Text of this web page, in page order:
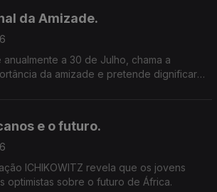
da Amizade.
anualmente a 30 de Julho, chama a
da amizade e pretende dignificar o
e o futuro.
ICHIKOWITZ revela que os jovens
optimistas sobre o futuro de África.